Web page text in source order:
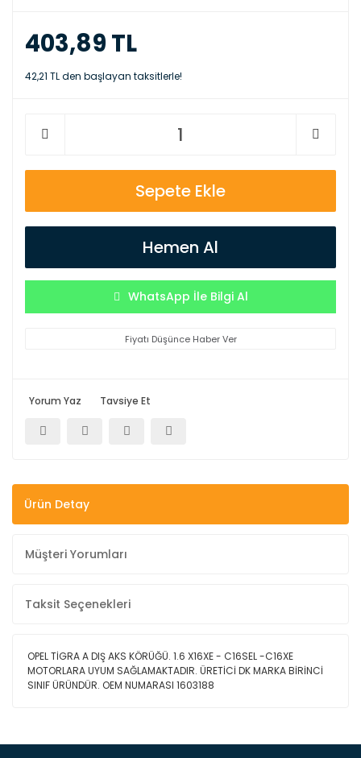
403,89 TL
42,21 TL den başlayan taksitlerle!
Sepete Ekle
Hemen Al
WhatsApp İle Bilgi Al
Fiyatı Düşünce Haber Ver
Yorum Yaz Tavsiye Et
Ürün Detay
Müşteri Yorumları
Taksit Seçenekleri
OPEL TİGRA A DIŞ AKS KÖRÜĞÜ. 1.6 X16XE - C16SEL -C16XE
MOTORLARA UYUM SAĞLAMAKTADIR. ÜRETİCİ DK MARKA BİRİNCİ
SINIF ÜRÜNDÜR. OEM NUMARASI 1603188